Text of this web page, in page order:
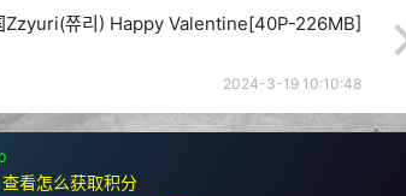
Zzyuri(쮸리) Happy Valentine[40P-226MB]
2024-3-19 10:10:48
查看怎么获取积分